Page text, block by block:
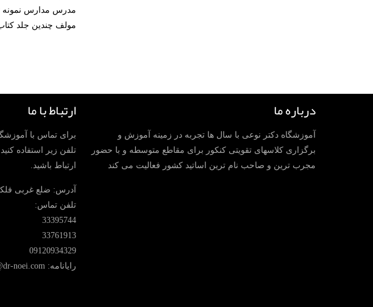
مدرس مدارس نمونه
مولف چندين جلد
درباره ما
آموزشگاه دکتر نوعی با سال ها تجربه در زمینه آموزش و
برگزاری کلاسهای تقویتی کنکور برای مقاطع متوسطه و با حضور
مجرب ترین و صاحب نام ترین اساتید کشور فعالیت می کند
ارتباط با ما
برای تماس با
تلفن زیر استفاده
ارتباط باشید.
آدرس: ضلع غربی فلکه
تلفن تماس:
33395744
33761913
09120934329
رایانامه: maziar@dr-noei.com